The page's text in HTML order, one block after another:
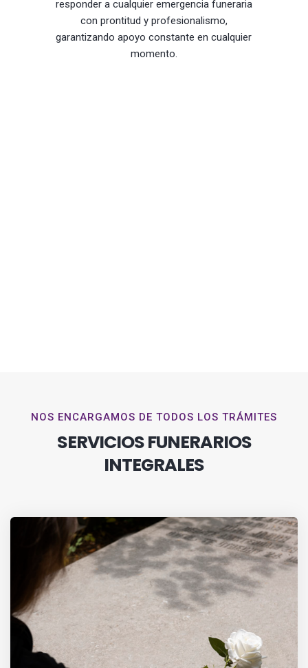
responder a cualquier emergencia funeraria
con prontitud y profesionalismo,
garantizando apoyo constante en cualquier
momento.
NOS ENCARGAMOS DE TODOS LOS TRÁMITES
SERVICIOS FUNERARIOS
INTEGRALES